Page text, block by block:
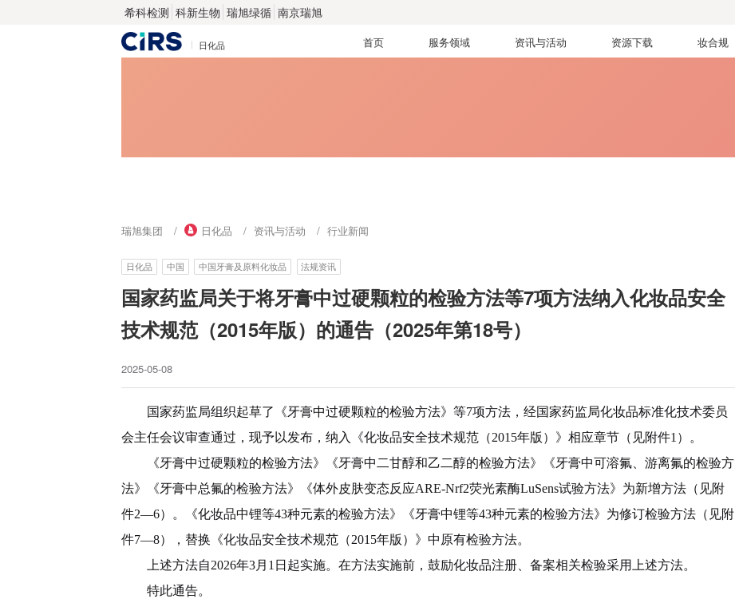
希科检测 科新生物 瑞旭绿循 南京瑞旭
日化品 首页 服务领域 资讯与活动 资源下载 妆合规
瑞旭集团 日化品 资讯与活动 行业新闻
日化品 中国 中国牙膏及原料化妆品 法规资讯
国家药监局关于将牙膏中过硬颗粒的检验方法等7项方法纳入化妆品安全
技术规范（2015年版）的通告（2025年第18号）
2025-05-08
国家药监局组织起草了《牙膏中过硬颗粒的检验方法》等7项方法，经国家药监局化妆品标准化技术委员
会主任会议审查通过，现予以发布，纳入《化妆品安全技术规范（2015年版）》相应章节（见附件1）。
《牙膏中过硬颗粒的检验方法》《牙膏中二甘醇和乙二醇的检验方法》《牙膏中可溶氟、游离氟的检验方
法》《牙膏中总氟的检验方法》《体外皮肤变态反应ARE-Nrf2荧光素酶LuSens试验方法》为新增方法（见附
件2—6）。《化妆品中锂等43种元素的检验方法》《牙膏中锂等43种元素的检验方法》为修订检验方法（见附
件7—8），替换《化妆品安全技术规范（2015年版）》中原有检验方法。
上述方法自2026年3月1日起实施。在方法实施前，鼓励化妆品注册、备案相关检验采用上述方法。
特此通告。